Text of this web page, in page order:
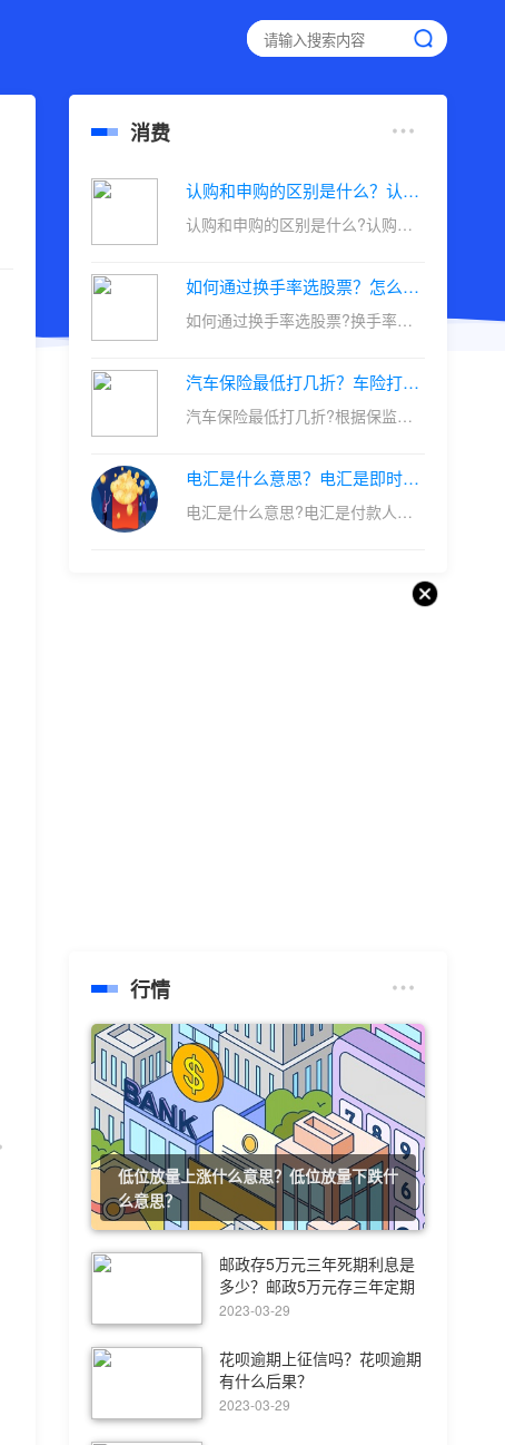
消费
认购和申购的区别是什么？认购期和申购期的区别是什么？
认购和申购的区别是什么?认购期...
如何通过换手率选股票？怎么通过换手率选股？
如何通过换手率选股票?换手率是...
汽车保险最低打几折？车险打折是在上一年基础上打折吗？
汽车保险最低打几折?根据保监会...
电汇是什么意思？电汇是即时到账的吗？
电汇是什么意思?电汇是付款人将...
行情
低位放量上涨什么意思？低位放量下跌什
么意思？
邮政存5万元三年死期利息是
多少？邮政5万元存三年定期
的利率是多少？
2023-03-29
花呗逾期上征信吗？花呗逾期
有什么后果？
2023-03-29